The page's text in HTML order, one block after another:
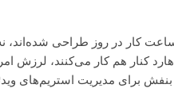
برای مدیریت استریم‌های